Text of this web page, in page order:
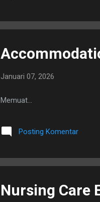
Januari 07, 2026
Memuat…
Posting Komentar
Nursing Care